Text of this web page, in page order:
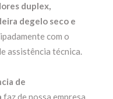
duplex,
degelo seco e
com o
assistência técnica.
de
faz de nossa empresa